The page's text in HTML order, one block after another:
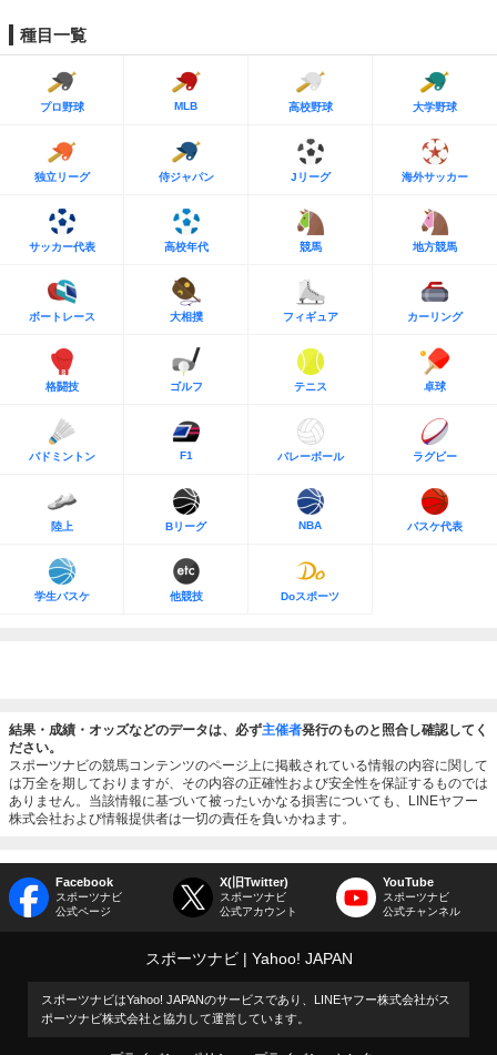
種目一覧
プロ野球 MLB 高校野球 大学野球
独立リーグ 侍ジャパン Jリーグ 海外サッカー
サッカー代表 高校年代 競馬 地方競馬
ボートレース 大相撲 フィギュア カーリング
格闘技 ゴルフ テニス 卓球
バドミントン F1 バレーボール ラグビー
陸上 Bリーグ NBA バスケ代表
学生バスケ 他競技 Doスポーツ
結果・成績・オッズなどのデータは、必ず主催者発行のものと照合し確認してく
ださい。
スポーツナビの競馬コンテンツのページ上に掲載されている情報の内容に関して
は万全を期しておりますが、その内容の正確性および安全性を保証するものでは
ありません。当該情報に基づいて被ったいかなる損害についても、LINEヤフー
株式会社および情報提供者は一切の責任を負いかねます。
Facebook
スポーツナビ
公式ページ
X(旧Twitter)
スポーツナビ
公式アカウント
YouTube
スポーツナビ
公式チャンネル
スポーツナビ Yahoo! JAPAN
スポーツナビはYahoo! JAPANのサービスであり、LINEヤフー株式会社がス
ポーツナビ株式会社と協力して運営しています。